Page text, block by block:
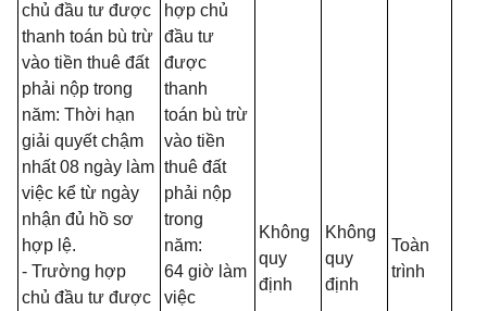
chủ đầu tư được
thanh toán bù trừ
vào tiền thuê đất
phải nộp trong
năm: Thời hạn
giải quyết chậm
nhất 08 ngày làm
việc kể từ ngày
nhận đủ hồ sơ
hợp lệ.
- Trường hợp
chủ đầu tư được
hợp chủ
đầu tư
được
thanh
toán bù trừ
vào tiền
thuê đất
phải nộp
trong
năm:
64 giờ làm
việc
Không
quy
định
Không
quy
định
Toàn
trình